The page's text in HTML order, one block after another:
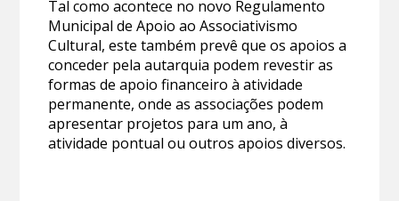
Tal como acontece no novo Regulamento
Municipal de Apoio ao Associativismo
Cultural, este também prevê que os apoios a
conceder pela autarquia podem revestir as
formas de apoio financeiro à atividade
permanente, onde as associações podem
apresentar projetos para um ano, à
atividade pontual ou outros apoios diversos.